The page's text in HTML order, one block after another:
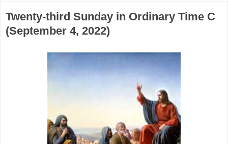
Twenty-third Sunday in Ordinary Time C
(September 4, 2022)